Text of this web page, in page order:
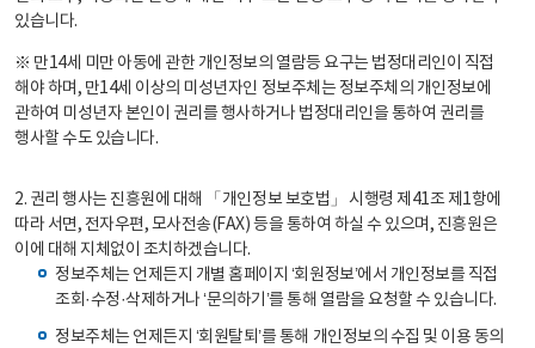
있습니다.
※ 만14세 미만 아동에 관한 개인정보의 열람등 요구는 법정대리인이 직접
해야 하며, 만14세 이상의 미성년자인 정보주체는 정보주체의 개인정보에
관하여 미성년자 본인이 권리를 행사하거나 법정대리인을 통하여 권리를
행사할 수도 있습니다.
2. 권리 행사는 진흥원에 대해 「개인정보 보호법」 시행령 제41조 제1항에
따라 서면, 전자우편, 모사전송(FAX) 등을 통하여 하실 수 있으며, 진흥원은
이에 대해 지체없이 조치하겠습니다.
정보주체는 언제든지 개별 홈페이지 ‘회원정보’에서 개인정보를 직접
조회·수정·삭제하거나 ‘문의하기’를 통해 열람을 요청할 수 있습니다.
정보주체는 언제든지 ‘회원탈퇴’를 통해 개인정보의 수집 및 이용 동의